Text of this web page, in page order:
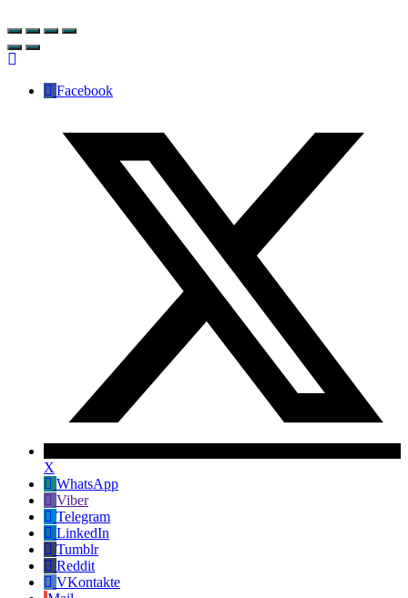
Facebook
X
WhatsApp
Viber
Telegram
LinkedIn
Tumblr
Reddit
VKontakte